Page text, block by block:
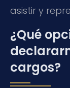
asistir y
¿Qué
cargos?